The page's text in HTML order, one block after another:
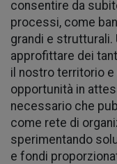
consentire da
processi, come
grandi e strutturali.
approfittare dei
il nostro territorio
opportunità in
necessario che
come rete di
sperimentando
e fondi